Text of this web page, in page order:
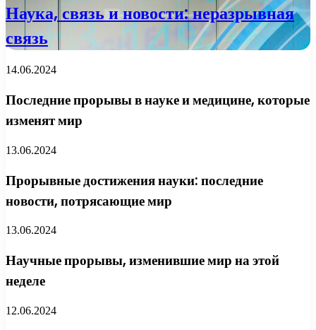
Наука, связь и новости: неразрывная
связь
14.06.2024
Последние прорывы в науке и медицине, которые
изменят мир
13.06.2024
Прорывные достижения науки: последние
новости, потрясающие мир
13.06.2024
Научные прорывы, изменившие мир на этой
неделе
12.06.2024